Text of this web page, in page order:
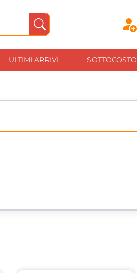
ULTIMI ARRIVI SOTTOCOSTO